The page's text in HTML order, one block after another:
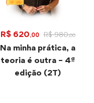
R$620,00 R$980,00
Na minha prática, a
teoria é outra – 4ª
edição (2T)